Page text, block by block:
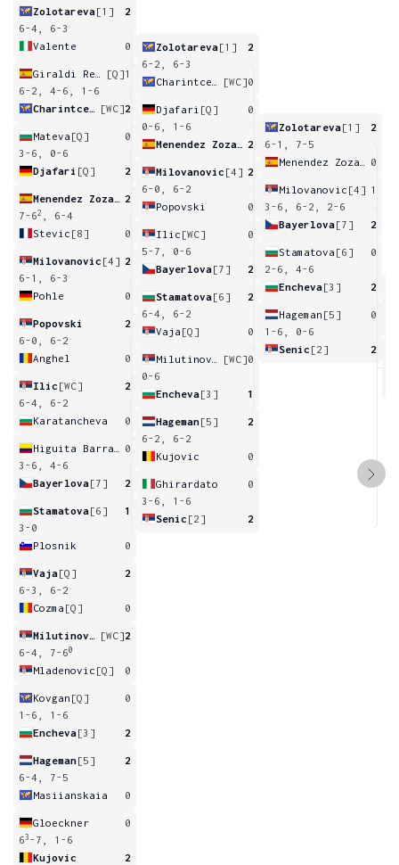
Zolotareva[1]
2
6-4, 6-3
Valente
0
[Q]1
6-2, 4-6, 1-6
[WC]2
Mateva [Q]
0
3-6, 0-6
Djafari [Q] 2
2
7-62
, 6-4
Stevic [8] 0
Milovanovic [4] 2
6-1, 6-3
Pohle
0
Popovski
2
6-0, 6-2
Anghel
0
Ilic [WC]
2
6-4, 6-2
Karatancheva
0
0
3-6, 4-6
Bayerlova[7] 2
Stamatova[6]
1
3-0
Plosnik
0
Vaja[Q]
2
6-3, 6-2
Cozma [Q] 0
[WC]2
6-4, 7-60
Mladenovic [Q] 0
Kovgan [Q]
0
1-6, 1-6
Encheva[3] 2
Hageman[5]
2
6-4, 7-5
Masiianskaia
0
Gloeckner
0
63 -7, 1-6
Kujovic
2
Zolotareva[1]
2
6-2, 6-3
[WC]0
Djafari [Q]
0
0-6, 1-6
2
Milovanovic [4] 2
6-0, 6-2
Popovski
0
Ilic [WC]
0
5-7, 0-6
Bayerlova[7] 2
Stamatova[6]
2
6-4, 6-2
Vaja [Q] 0
[WC]0
0-6
Encheva[3] 1
Hageman[5]
2
6-2, 6-2
Kujovic
0
Ghirardato
0
3-6, 1-6
Senic [2] 2
Zolotareva[1]
2
6-1, 7-5
0
Milovanovic [4] 1
3-6, 6-2, 2-6
Bayerlova[7] 2
Stamatova [6]
0
2-6, 4-6
Encheva[3] 2
Hageman [5]
0
1-6, 0-6
Senic [2] 2